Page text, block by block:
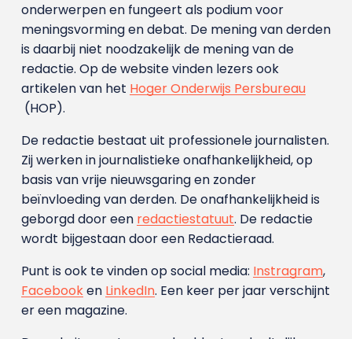
onderwerpen en fungeert als podium voor
meningsvorming en debat. De mening van derden
is daarbij niet noodzakelijk de mening van de
redactie. Op de website vinden lezers ook
artikelen van het Hoger Onderwijs Persbureau
(HOP).
De redactie bestaat uit professionele journalisten.
Zij werken in journalistieke onafhankelijkheid, op
basis van vrije nieuwsgaring en zonder
beïnvloeding van derden. De onafhankelijkheid is
geborgd door een redactiestatuut. De redactie
wordt bijgestaan door een Redactieraad.
Punt is ook te vinden op social media: Instragram,
Facebooken LinkedIn. Een keer per jaar verschijnt
er een magazine.